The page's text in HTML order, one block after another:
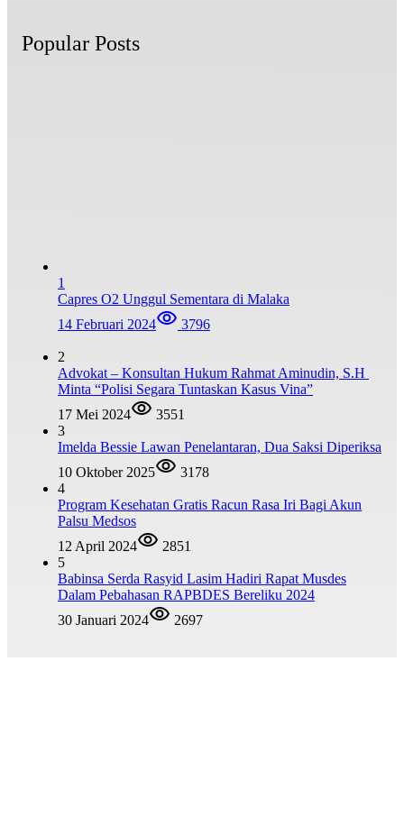
Popular Posts
1
Capres O2 Unggul Sementara di Malaka
14 Februari 2024
3796
2
Advokat – Konsultan Hukum Rahmat Aminudin, S.H
Minta “Polisi Segara Tuntaskan Kasus Vina”
17 Mei 2024
3551
3
Imelda Bessie Lawan Penelantaran, Dua Saksi Diperiksa
10 Oktober 2025
3178
4
Program Kesehatan Gratis Racun Rasa Iri Bagi Akun
Palsu Medsos
12 April 2024
2851
5
Babinsa Serda Rasyid Lasim Hadiri Rapat Musdes
Dalam Pebahasan RAPBDES Bereliku 2024
30 Januari 2024
2697